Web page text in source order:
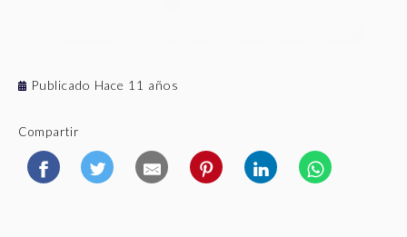
Publicado Hace 11 años
Compartir